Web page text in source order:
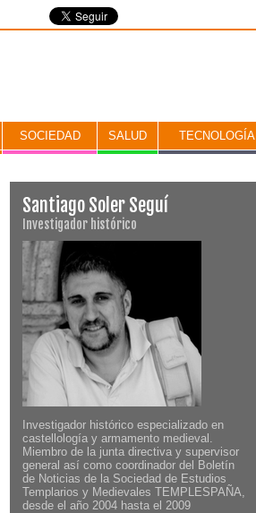
SOCIEDAD SALUD TECNOLOGÍA
Santiago Soler Seguí
Investigador histórico
Investigador histórico especializado en
castellología y armamento medieval.
Miembro de la junta directiva y supervisor
general así como coordinador del Boletín
de Noticias de la Sociedad de Estudios
Templarios y Medievales TEMPLESPAÑA,
desde el año 2004 hasta el 2009